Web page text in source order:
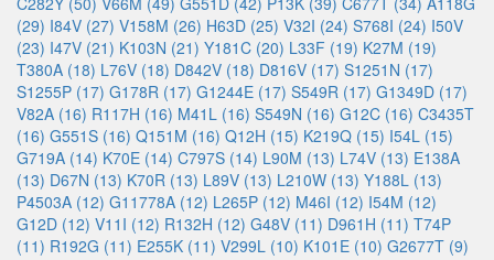
(29) I84V (27) V158M (26) H63D (25) V32I (24) S768I (24) I50V
(23) I47V (21) K103N (21) Y181C (20) L33F (19) K27M (19)
T380A (18) L76V (18) D842V (18) D816V (17) S1251N (17)
S1255P (17) G178R (17) G1244E (17) S549R (17) G1349D (17)
V82A (16) R117H (16) M41L (16) S549N (16) G12C (16) C3435T
(16) G551S (16) Q151M (16) Q12H (15) K219Q (15) I54L (15)
G719A (14) K70E (14) C797S (14) L90M (13) L74V (13) E138A
(13) D67N (13) K70R (13) L89V (13) L210W (13) Y188L (13)
P4503A (12) G11778A (12) L265P (12) M46I (12) I54M (12)
G12D (12) V11I (12) R132H (12) G48V (11) D961H (11) T74P
(11) R192G (11) E255K (11) V299L (10) K101E (10) G2677T (9)